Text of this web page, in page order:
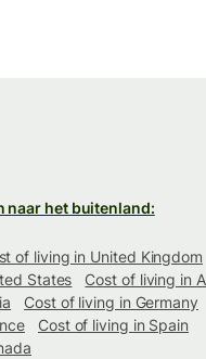
naar het buitenland:
of living in United Kingdom
States
Cost of living in
Cost of living in Germany
Cost of living in Spain